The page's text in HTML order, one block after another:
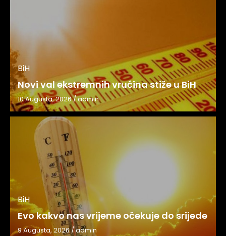
BiH
Novi val ekstremnih vrućina stiže u BiH
10 Augusta, 2026/admin
BiH
Evo kakvo nas vrijeme očekuje do srijede
9 Augusta, 2026/admin